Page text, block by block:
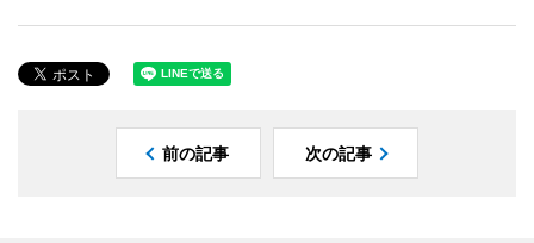
前の記事 次の記事